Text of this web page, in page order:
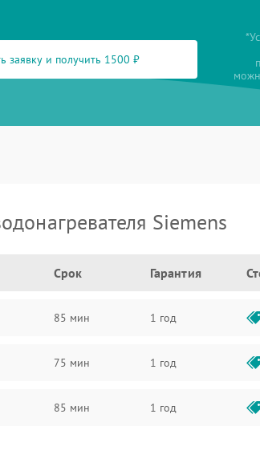
заявку и получить 1500 ₽
Siemens
Срок Гарантия
85 мин 1 год
75 мин 1 год
85 мин 1 год